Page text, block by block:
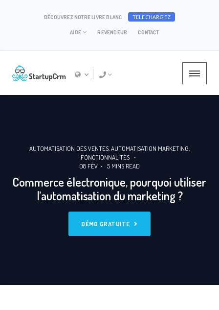
DÉCOUVREZ NOTRE LIVRE BLANC TELECHARGEZ
AIDE REVENDEUR CONTACT
AUTOMATISATION DES VENTES AUTOMATISATION MARKETING
FONCTIONNALITÉS
08 FÉV
5 MINS READ
Commerce électronique, pourquoi utiliser
l’automatisation du marketing ?
DÉMO GRATUITE